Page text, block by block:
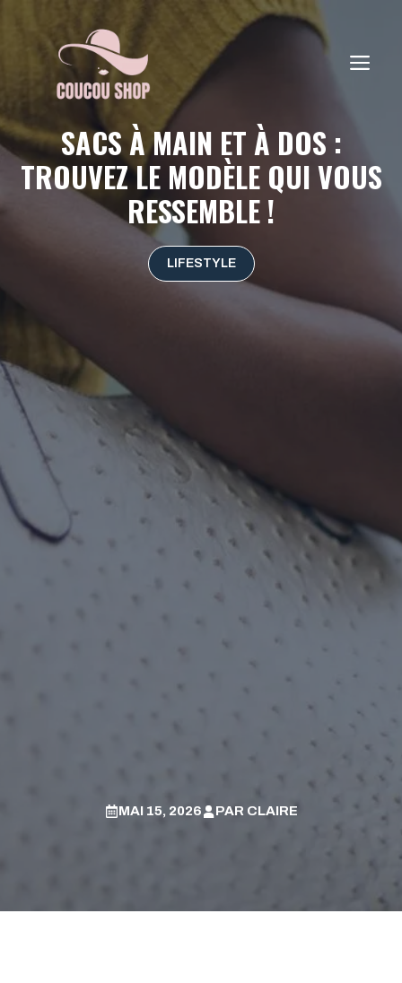
SACS À MAIN ET À DOS :
TROUVEZ LE MODÈLE QUI VOUS
RESSEMBLE !
LIFESTYLE
MAI 15, 2026 PAR CLAIRE